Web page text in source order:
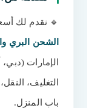
🔹 نقدم لك
الشحن البري
الإمارات
التغليف،
باب المنزل.